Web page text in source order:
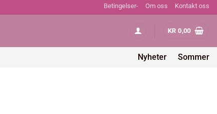
Betingelser- Om oss Kontakt oss
KR 0,00
Nyheter Sommer